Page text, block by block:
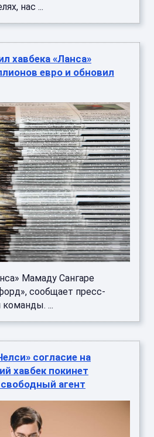
нас ...
хавбека «Ланса»
евро и обновил
Мамаду Сангаре
сообщает пресс-
команды. ...
согласие на
хавбек покинет
агент